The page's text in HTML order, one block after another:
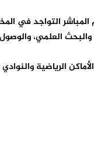
التواجد في
العلمي،
الرياضية